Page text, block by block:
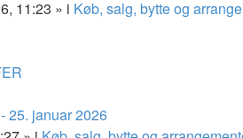
11:23 » i Køb, salg, bytte og
25. januar 2026